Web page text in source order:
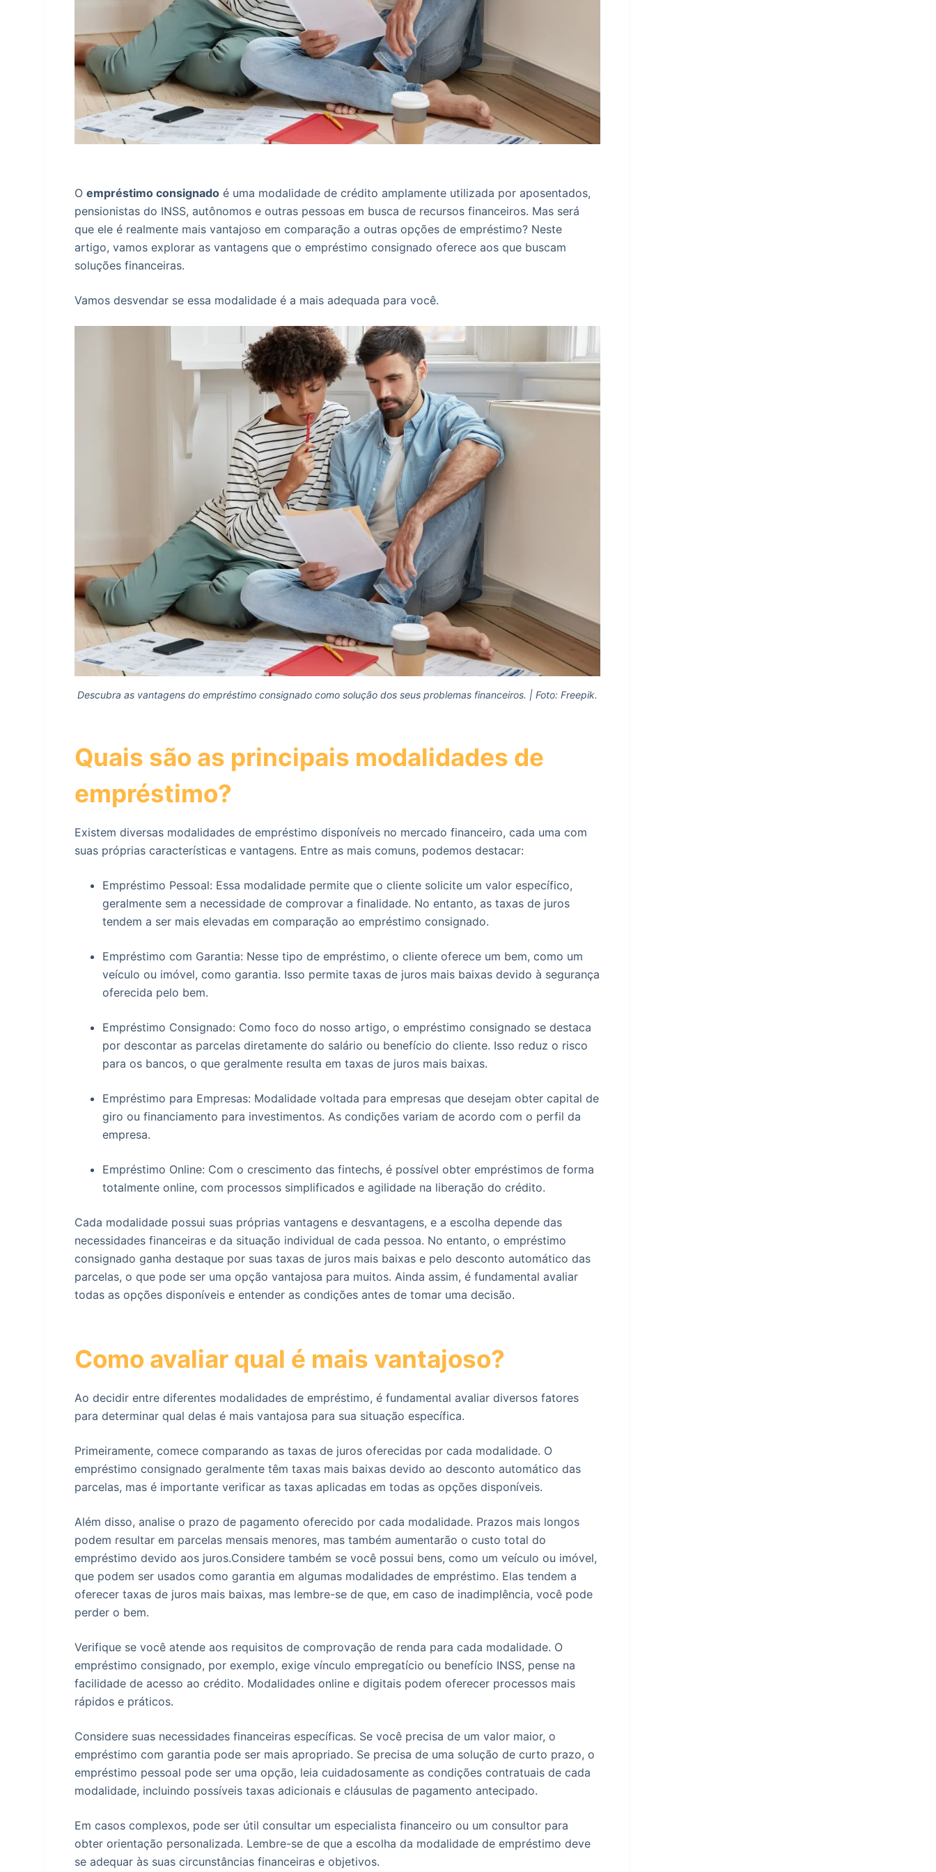
Oempréstimo consignado é uma modalidade de crédito amplamente utilizada por aposentados,
pensionistas do INSS, autônomos e outras pessoas em busca de recursos financeiros. Mas será
que ele é realmente mais vantajoso em comparação a outras opções de empréstimo? Neste
artigo, vamos explorar as vantagens que o empréstimo consignado oferece aos que buscam
soluções financeiras.
Vamos desvendar se essa modalidade é a mais adequada para você.
Descubra as vantagens do empréstimo consignado como solução dos seus problemas financeiros. | Foto: Freepik.
Quais são as principais modalidades de
empréstimo?
Existem diversas modalidades de empréstimo disponíveis no mercado financeiro, cada uma com
suas próprias características e vantagens. Entre as mais comuns, podemos destacar:
Empréstimo Pessoal: Essa modalidade permite que o cliente solicite um valor específico,
geralmente sem a necessidade de comprovar a finalidade. No entanto, as taxas de juros
tendem a ser mais elevadas em comparação ao empréstimo consignado.
Empréstimo com Garantia: Nesse tipo de empréstimo, o cliente oferece um bem, como um
veículo ou imóvel, como garantia. Isso permite taxas de juros mais baixas devido à segurança
oferecida pelo bem.
Empréstimo Consignado: Como foco do nosso artigo, o empréstimo consignado se destaca
por descontar as parcelas diretamente do salário ou benefício do cliente. Isso reduz o risco
para os bancos, o que geralmente resulta em taxas de juros mais baixas.
Empréstimo para Empresas: Modalidade voltada para empresas que desejam obter capital de
giro ou financiamento para investimentos. As condições variam de acordo com o perfil da
empresa.
Empréstimo Online: Com o crescimento das fintechs, é possível obter empréstimos de forma
totalmente online, com processos simplificados e agilidade na liberação do crédito.
Cada modalidade possui suas próprias vantagens e desvantagens, e a escolha depende das
necessidades financeiras e da situação individual de cada pessoa. No entanto, o empréstimo
consignado ganha destaque por suas taxas de juros mais baixas e pelo desconto automático das
parcelas, o que pode ser uma opção vantajosa para muitos. Ainda assim, é fundamental avaliar
todas as opções disponíveis e entender as condições antes de tomar uma decisão.
Como avaliar qual é mais vantajoso?
Ao decidir entre diferentes modalidades de empréstimo, é fundamental avaliar diversos fatores
para determinar qual delas é mais vantajosa para sua situação específica.
Primeiramente, comece comparando as taxas de juros oferecidas por cada modalidade. O
empréstimo consignado geralmente têm taxas mais baixas devido ao desconto automático das
parcelas, mas é importante verificar as taxas aplicadas em todas as opções disponíveis.
Além disso, analise o prazo de pagamento oferecido por cada modalidade. Prazos mais longos
podem resultar em parcelas mensais menores, mas também aumentarão o custo total do
empréstimo devido aos juros.Considere também se você possui bens, como um veículo ou imóvel,
que podem ser usados como garantia em algumas modalidades de empréstimo. Elas tendem a
oferecer taxas de juros mais baixas, mas lembre-se de que, em caso de inadimplência, você pode
perder o bem.
Verifique se você atende aos requisitos de comprovação de renda para cada modalidade. O
empréstimo consignado, por exemplo, exige vínculo empregatício ou benefício INSS, pense na
facilidade de acesso ao crédito. Modalidades online e digitais podem oferecer processos mais
rápidos e práticos.
Considere suas necessidades financeiras específicas. Se você precisa de um valor maior, o
empréstimo com garantia pode ser mais apropriado. Se precisa de uma solução de curto prazo, o
empréstimo pessoal pode ser uma opção, leia cuidadosamente as condições contratuais de cada
modalidade, incluindo possíveis taxas adicionais e cláusulas de pagamento antecipado.
Em casos complexos, pode ser útil consultar um especialista financeiro ou um consultor para
obter orientação personalizada. Lembre-se de que a escolha da modalidade de empréstimo deve
se adequar às suas circunstâncias financeiras e objetivos.